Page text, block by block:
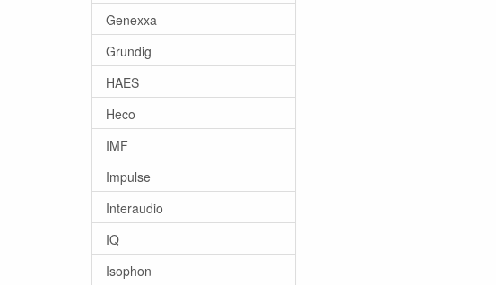
Genexxa
Grundig
HAES
Heco
IMF
Impulse
Interaudio
IQ
Isophon